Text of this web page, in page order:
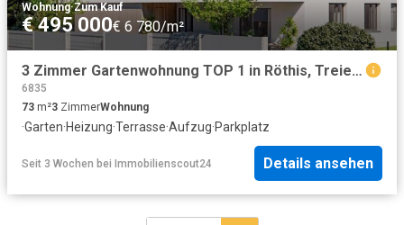
Wohnung·Zum Kauf
€ 495 000€ 6 780/m²
3 Zimmer Gartenwohnung TOP 1 in Röthis, Treietstraße
6835
73 m²3 ZimmerWohnung
·Garten·Heizung·Terrasse·Aufzug·Parkplatz
Seit 3 Wochen bei Immobilienscout24 Details ansehen